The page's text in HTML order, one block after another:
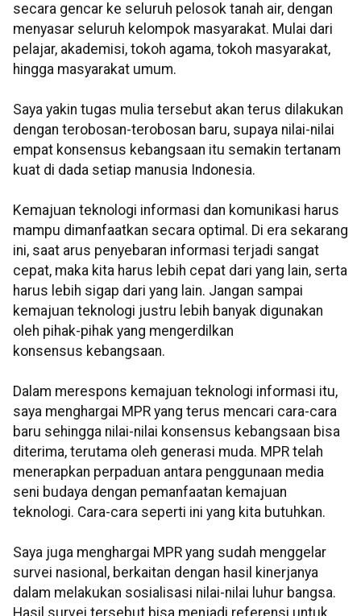
secara gencar ke seluruh pelosok tanah air, dengan
menyasar seluruh kelompok masyarakat. Mulai dari
pelajar, akademisi, tokoh agama, tokoh masyarakat,
hingga masyarakat umum.
Saya yakin tugas mulia tersebut akan terus dilakukan
dengan terobosan-terobosan baru, supaya nilai-nilai
empat konsensus kebangsaan itu semakin tertanam
kuat di dada setiap manusia Indonesia.
Kemajuan teknologi informasi dan komunikasi harus
mampu dimanfaatkan secara optimal. Di era sekarang
ini, saat arus penyebaran informasi terjadi sangat
cepat, maka kita harus lebih cepat dari yang lain, serta
harus lebih sigap dari yang lain. Jangan sampai
kemajuan teknologi justru lebih banyak digunakan
oleh pihak-pihak yang mengerdilkan
konsensus kebangsaan.
Dalam merespons kemajuan teknologi informasi itu,
saya menghargai MPR yang terus mencari cara-cara
baru sehingga nilai-nilai konsensus kebangsaan bisa
diterima, terutama oleh generasi muda. MPR telah
menerapkan perpaduan antara penggunaan media
seni budaya dengan pemanfaatan kemajuan
teknologi. Cara-cara seperti ini yang kita butuhkan.
Saya juga menghargai MPR yang sudah menggelar
survei nasional, berkaitan dengan hasil kinerjanya
dalam melakukan sosialisasi nilai-nilai luhur bangsa.